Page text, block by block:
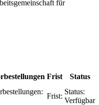
für
Frist
Status
Frist:
Status:
Verfügbar